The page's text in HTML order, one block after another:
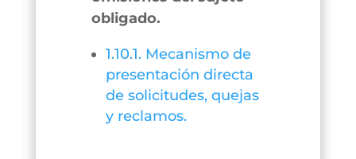
obligado.
1.10.1. Mecanismo de
presentación directa
de solicitudes, quejas
y reclamos.